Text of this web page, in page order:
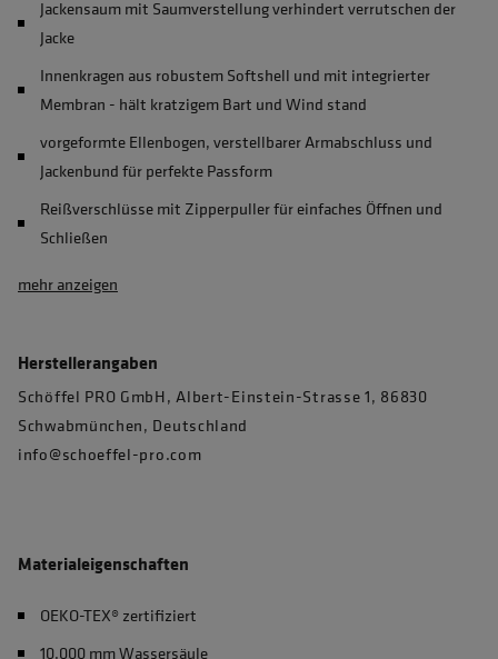
Jackensaum mit Saumverstellung verhindert verrutschen der
Jacke
Innenkragen aus robustem Softshell und mit integrierter
Membran - hält kratzigem Bart und Wind stand
vorgeformte Ellenbogen, verstellbarer Armabschluss und
Jackenbund für perfekte Passform
Reißverschlüsse mit Zipperpuller für einfaches Öffnen und
Schließen
mehr anzeigen
Herstellerangaben
Schöffel PRO GmbH, Albert-Einstein-Strasse 1, 86830
Schwabmünchen, Deutschland
info@schoeffel-pro.com
Materialeigenschaften
OEKO-TEX® zertifiziert
10.000 mm Wassersäule